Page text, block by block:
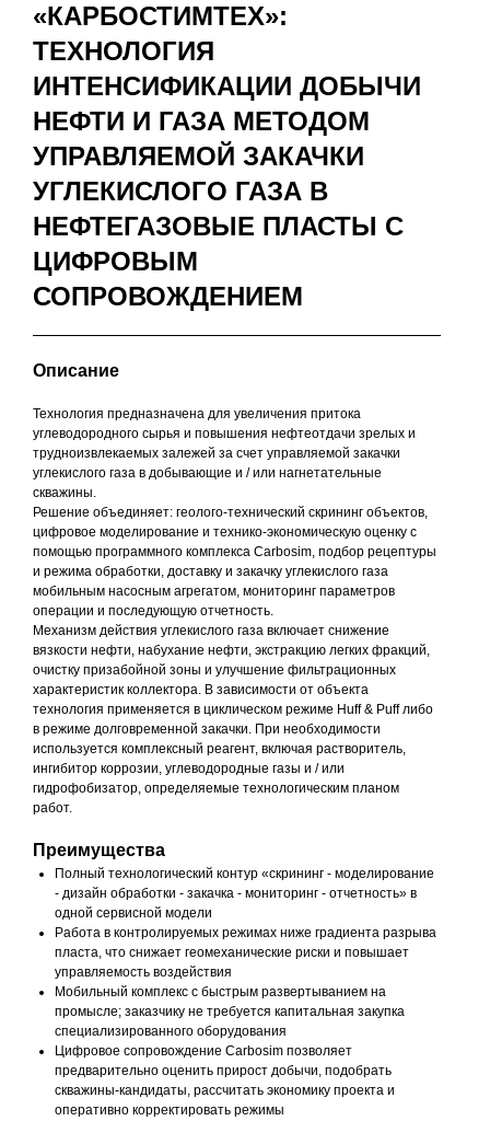
«КАРБОСТИМТЕХ»:
ТЕХНОЛОГИЯ
ИНТЕНСИФИКАЦИИ ДОБЫЧИ
НЕФТИ И ГАЗА МЕТОДОМ
УПРАВЛЯЕМОЙ ЗАКАЧКИ
УГЛЕКИСЛОГО ГАЗА В
НЕФТЕГАЗОВЫЕ ПЛАСТЫ С
ЦИФРОВЫМ
СОПРОВОЖДЕНИЕМ
Описание
Технология предназначена для увеличения притока
углеводородного сырья и повышения нефтеотдачи зрелых и
трудноизвлекаемых залежей за счет управляемой закачки
углекислого газа в добывающие и / или нагнетательные
скважины.
Решение объединяет: геолого-технический скрининг объектов,
цифровое моделирование и технико-экономическую оценку с
помощью программного комплекса Carbosim, подбор рецептуры
и режима обработки, доставку и закачку углекислого газа
мобильным насосным агрегатом, мониторинг параметров
операции и последующую отчетность.
Механизм действия углекислого газа включает снижение
вязкости нефти, набухание нефти, экстракцию легких фракций,
очистку призабойной зоны и улучшение фильтрационных
характеристик коллектора. В зависимости от объекта
технология применяется в циклическом режиме Huff & Puff либо
в режиме долговременной закачки. При необходимости
используется комплексный реагент, включая растворитель,
ингибитор коррозии, углеводородные газы и / или
гидрофобизатор, определяемые технологическим планом
работ.
Преимущества
Полный технологический контур «скрининг - моделирование
- дизайн обработки - закачка - мониторинг - отчетность» в
одной сервисной модели
Работа в контролируемых режимах ниже градиента разрыва
пласта, что снижает геомеханические риски и повышает
управляемость воздействия
Мобильный комплекс с быстрым развертыванием на
промысле; заказчику не требуется капитальная закупка
специализированного оборудования
Цифровое сопровождение Carbosim позволяет
предварительно оценить прирост добычи, подобрать
скважины-кандидаты, рассчитать экономику проекта и
оперативно корректировать режимы